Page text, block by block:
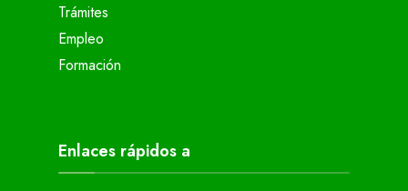
Trámites
Empleo
Formación
Enlaces rápidos a